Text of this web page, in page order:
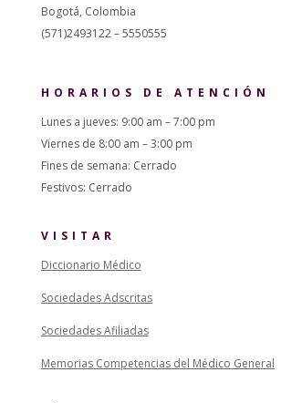
Bogotá, Colombia
(571)2493122 – 5550555
HORARIOS DE ATENCIÓN
Lunes a jueves: 9:00 am – 7:00 pm
Viernes de 8:00 am – 3:00 pm
Fines de semana: Cerrado
Festivos: Cerrado
VISITAR
Diccionario Médico
Sociedades Adscritas
Sociedades Afiliadas
Memorias Competencias del Médico General